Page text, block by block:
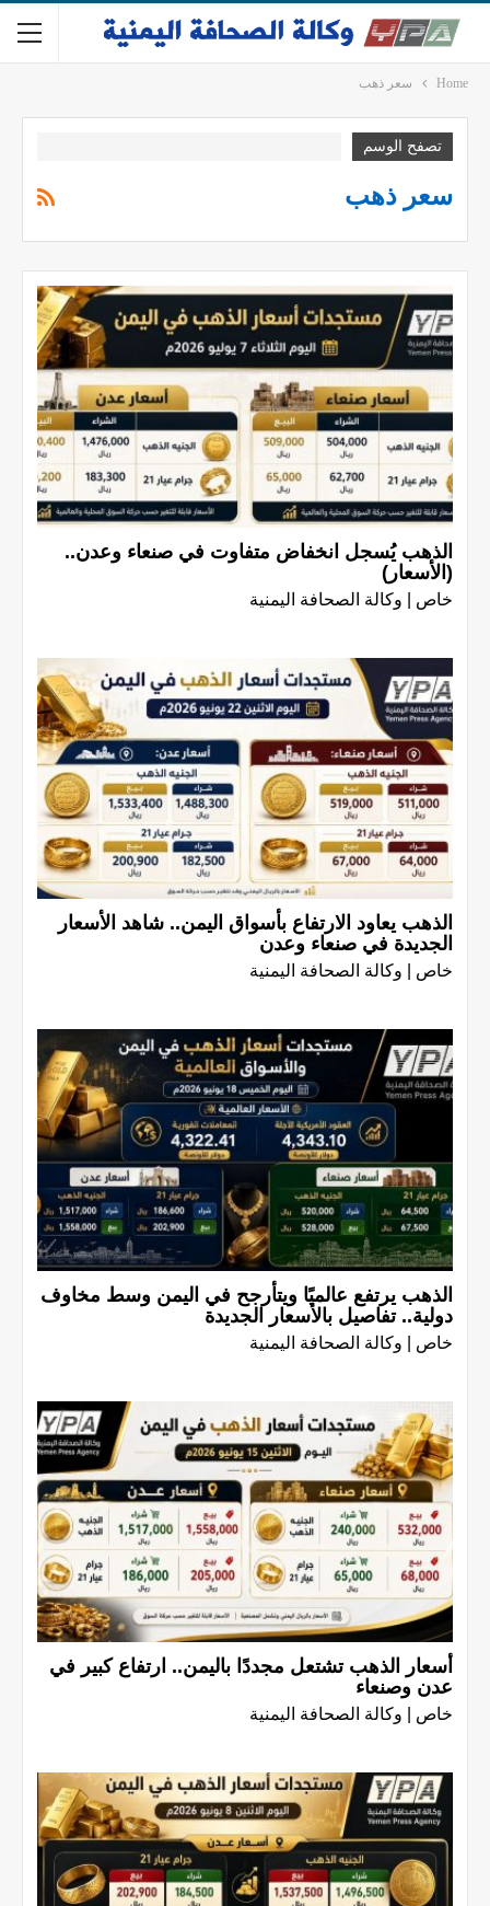
Home سعر ذهب
تصفح الوسم
سعر ذهب
الذهب يُسجل انخفاض متفاوت في صنعاء وعدن..
(الأسعار)
خاص | وكالة الصحافة اليمنية
الذهب يعاود الارتفاع بأسواق اليمن.. شاهد الأسعار
الجديدة في صنعاء وعدن
خاص | وكالة الصحافة اليمنية
الذهب يرتفع عالميًا ويتأرجح في اليمن وسط مخاوف
دولية.. تفاصيل بالأسعار الجديدة
خاص | وكالة الصحافة اليمنية
أسعار الذهب تشتعل مجددًا باليمن.. ارتفاع كبير في
عدن وصنعاء
خاص | وكالة الصحافة اليمنية